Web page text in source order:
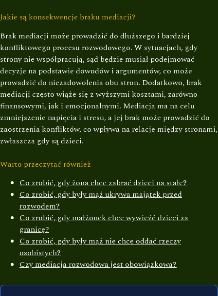
Jakie są konsekwencje braku mediacji?
Brak mediacji może prowadzić do dłuższego i bardziej
konfliktowego procesu rozwodowego. W sytuacjach, gdy
strony nie współpracują, sąd będzie musiał podejmować
decyzje na podstawie dowodów i argumentów, co może
prowadzić do niezadowolenia obu stron. Dodatkowo, brak
mediacji często wiąże się z wyższymi kosztami, zarówno
finansowymi, jak i emocjonalnymi. Mediacja ma na celu
zmniejszenie napięcia i stresu, a jej brak może prowadzić do
zaostrzenia konfliktów, co wpływa na relacje między stronami,
zwłaszcza gdy są dzieci.
Warto przeczytać również
Co zrobić, gdy żona chce zabrać dzieci na stałe?
Co zrobić, gdy były mąż ukrywa majątek przed
rozwodem?
Co zrobić, gdy małżonek chce wywieźć dzieci za
granicę?
Co zrobić, gdy były mąż nie chce oddać rzeczy
osobistych?
Czy mediacja rozwodowa jest obowiązkowa?